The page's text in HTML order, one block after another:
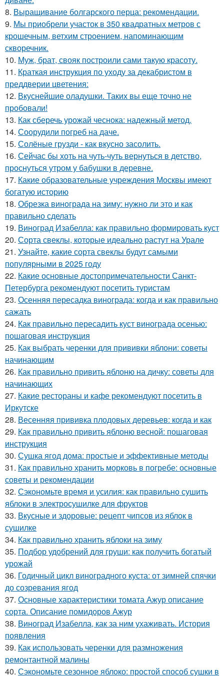
8. Выращивание болгарского перца: рекомендации.
9. Мы приобрели участок в 350 квадратных метров с
крошечным, ветхим строением, напоминающим
скворечник.
10. Муж, брат, свояк построили сами такую красоту.
11. Краткая инструкция по уходу за декабристом в
преддверии цветения:
12. Вкуснейшие оладушки. Таких вы еще точно не
пробовали!
13. Как сберечь урожай чеснока: надежный метод.
14. Соорудили погреб на даче.
15. Солёные грузди - как вкусно засолить.
16. Сейчас бы хоть на чуть-чуть вернуться в детство,
проснуться утром у бабушки в деревне.
17. Какие образовательные учреждения Москвы имеют
богатую историю
18. Обрезка винограда на зиму: нужно ли это и как
правильно сделать
19. Виноград Изабелла: как правильно формировать куст
20. Сорта свеклы, которые идеально растут на Урале
21. Узнайте, какие сорта свеклы будут самыми
популярными в 2025 году
22. Какие основные достопримечательности Санкт-
Петербурга рекомендуют посетить туристам
23. Осенняя пересадка винограда: когда и как правильно
сажать
24. Как правильно пересадить куст винограда осенью:
пошаговая инструкция
25. Как выбрать черенки для прививки яблони: советы
начинающим
26. Как правильно привить яблоню на дичку: советы для
начинающих
27. Какие рестораны и кафе рекомендуют посетить в
Иркутске
28. Весенняя прививка плодовых деревьев: когда и как
29. Как правильно привить яблоню весной: пошаговая
инструкция
30. Сушка ягод дома: простые и эффективные методы
31. Как правильно хранить морковь в погребе: основные
советы и рекомендации
32. Сэкономьте время и усилия: как правильно сушить
яблоки в электросушилке для фруктов
33. Вкусные и здоровые: рецепт чипсов из яблок в
сушилке
34. Как правильно хранить яблоки на зиму
35. Подбор удобрений для груши: как получить богатый
урожай
36. Годичный цикл виноградного куста: от зимней спячки
до созревания ягод
37. Основные характеристики томата Ажур описание
сорта. Описание помидоров Ажур
38. Виноград Изабелла, как за ним ухаживать. История
появления
39. Как использовать черенки для размножения
ремонтантной малины
40. Сэкономьте сезонное яблоко: простой способ сушки в